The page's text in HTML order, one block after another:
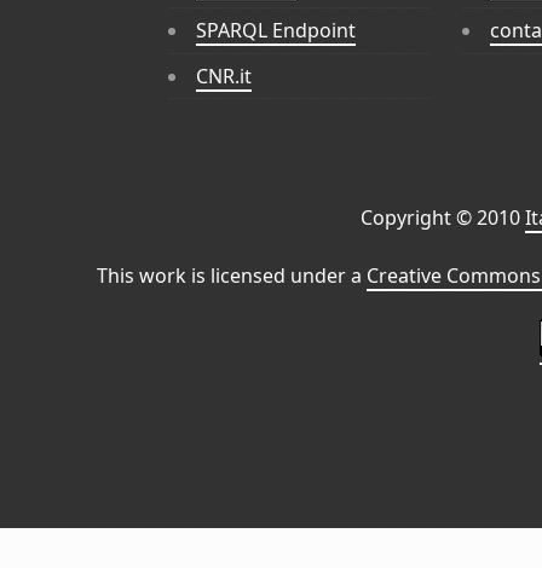
SPARQL Endpoint
CNR.it
Copyright © 2010
This work is licensed under a Creative